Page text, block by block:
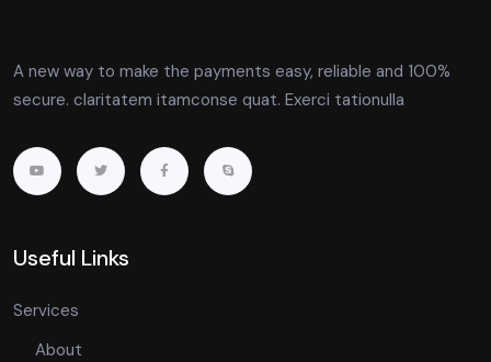
A new way to make the payments easy, reliable and 100%
secure. claritatem itamconse quat. Exerci tationulla
Useful Links
Services
About